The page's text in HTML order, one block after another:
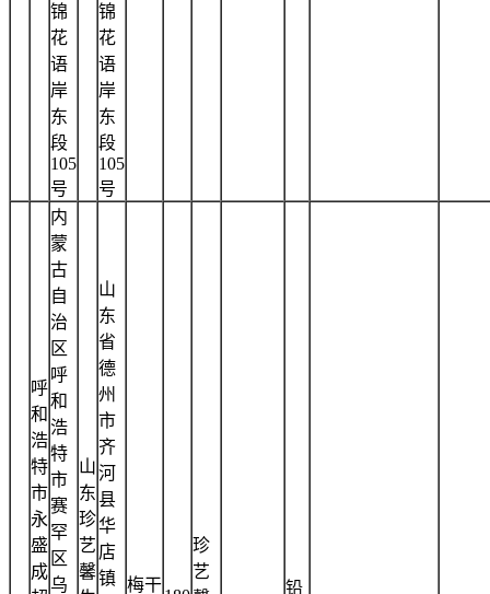
锦
花
语
岸
东
段
105
号
锦
花
语
岸
东
段
105
号
呼
和
浩
特
市
永
盛
成
内
蒙
古
自
治
区
呼
和
浩
特
市
赛
罕
区
乌
山
东
珍
艺
馨
山
东
省
德
州
市
齐
河
县
华
店
镇 梅干
珍
艺
铅